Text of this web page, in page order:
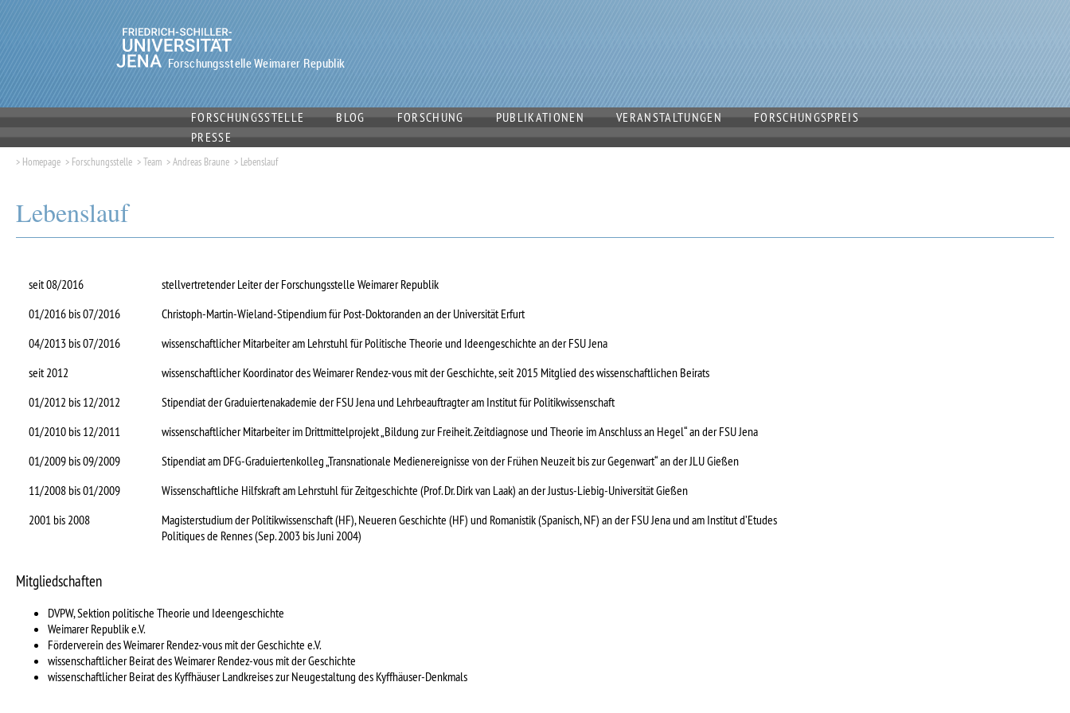
Forschungsstelle Weimarer Republik
FORSCHUNGSSTELLE BLOG FORSCHUNG PUBLIKATIONEN VERANSTALTUNGEN
FORSCHUNGSPREIS
PRESSE
> Homepage > Forschungsstelle >Team >Andreas Braune > Lebenslauf
Lebenslauf
seit 08/2016
stellvertretender Leiter der Forschungsstelle Weimarer Republik
01/2016 bis 07/2016
Christoph-Martin-Wieland-Stipendium für Post-Doktoranden an der Universität Erfurt
04/2013 bis 07/2016
wissenschaftlicher Mitarbeiter am Lehrstuhl für Politische Theorie und Ideengeschichte an der FSU Jena
seit 2012
wissenschaftlicher Koordinator des Weimarer Rendez-vous mit der Geschichte, seit 2015 Mitglied des wissenschaftlichen Beirats
01/2012 bis 12/2012
Stipendiat der Graduiertenakademie der FSU Jena und Lehrbeauftragter am Institut für Politikwissenschaft
01/2010 bis 12/2011
wissenschaftlicher Mitarbeiter im Drittmittelprojekt „Bildung zur Freiheit. Zeitdiagnose und Theorie im Anschluss an Hegel“ an der FSU Jena
01/2009 bis 09/2009
Stipendiat am DFG-Graduiertenkolleg „Transnationale Medienereignisse von der Frühen Neuzeit bis zur Gegenwart“ an der JLU Gießen
11/2008 bis 01/2009
Wissenschaftliche Hilfskraft am Lehrstuhl für Zeitgeschichte (Prof. Dr. Dirk van Laak) an der Justus-Liebig-Universität Gießen
2001 bis 2008
Magisterstudium der Politikwissenschaft (HF), Neueren Geschichte (HF) und Romanistik (Spanisch, NF) an der FSU Jena und am Institut d’Etudes
Politiques de Rennes (Sep. 2003 bis Juni 2004)
Mitgliedschaften
DVPW, Sektion politische Theorie und Ideengeschichte
Weimarer Republik e.V.
Förderverein des Weimarer Rendez-vous mit der Geschichte e.V.
wissenschaftlicher Beirat des Weimarer Rendez-vous mit der Geschichte
wissenschaftlicher Beirat des Kyffhäuser Landkreises zur Neugestaltung des Kyffhäuser-Denkmals